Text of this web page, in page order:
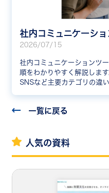
2026/07/15
社内コミュニケーションツ
順をわかりやすく解説しま
SNSなど主要カテゴリの違
一覧に戻る
人気の資料